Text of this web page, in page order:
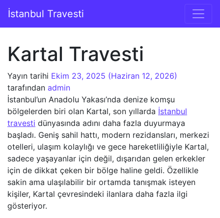
İçeriğe geç
Ana gezinti
İstanbul Travesti
Kartal Travesti
Yayın tarihi Ekim 23, 2025 (Haziran 12, 2026)
tarafından admin
İstanbul’un Anadolu Yakası’nda denize komşu
bölgelerden biri olan Kartal, son yıllarda İstanbul
travesti dünyasında adını daha fazla duyurmaya
başladı. Geniş sahil hattı, modern rezidansları, merkezi
otelleri, ulaşım kolaylığı ve gece hareketliliğiyle Kartal,
sadece yaşayanlar için değil, dışarıdan gelen erkekler
için de dikkat çeken bir bölge haline geldi. Özellikle
sakin ama ulaşılabilir bir ortamda tanışmak isteyen
kişiler, Kartal çevresindeki ilanlara daha fazla ilgi
gösteriyor.